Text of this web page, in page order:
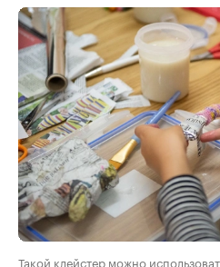
Такой клейстер можно